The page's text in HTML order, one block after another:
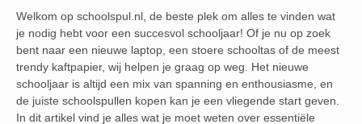
Welkom op schoolspul.nl, de beste plek om alles te vinden wat
je nodig hebt voor een succesvol schooljaar! Of je nu op zoek
bent naar een nieuwe laptop, een stoere schooltas of de meest
trendy kaftpapier, wij helpen je graag op weg. Het nieuwe
schooljaar is altijd een mix van spanning en enthousiasme, en
de juiste schoolspullen kopen kan je een vliegende start geven.
In dit artikel vind je alles wat je moet weten over essentiële